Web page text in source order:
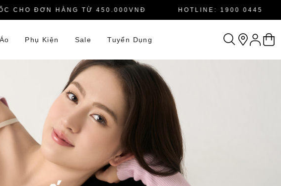
ĐƠN HÀNG TỪ 450.000VNĐ HOTLINE: 1900 0445
Phụ Kiện Sale Tuyển Dụng